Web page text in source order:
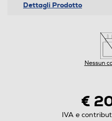
Dettagli Prodotto
Nessun
€
IVA e